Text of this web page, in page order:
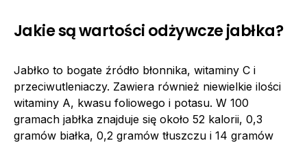
Jakie są wartości odżywcze jabłka?
Jabłko to bogate źródło błonnika, witaminy C i
przeciwutleniaczy. Zawiera również niewielkie ilości
witaminy A, kwasu foliowego i potasu. W 100
gramach jabłka znajduje się około 52 kalorii, 0,3
gramów białka, 0,2 gramów tłuszczu i 14 gramów